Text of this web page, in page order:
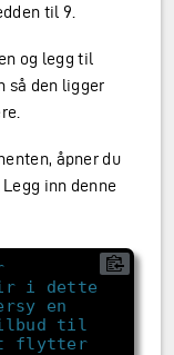
til 9.
og legg til
så den ligger
åpner du
. Legg inn denne
i dette
en
tilbud til
flytter